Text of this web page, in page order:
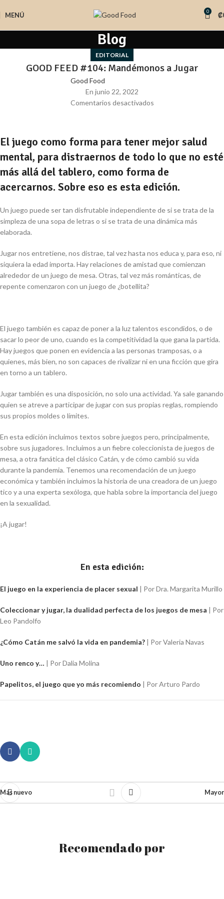
MENÚ 0 ₡
Blog
EDITORIAL
GOOD FEED #104: Mandémonos a Jugar
Good Food
En junio 22, 2022
Comentarios desactivados
El juego como forma para tener mejor salud
mental, para distraernos de todo lo que no esté
más allá del tablero, como forma de
acercarnos. Sobre eso es esta edición.
Un juego puede ser tan disfrutable independiente de si se trata de la
simpleza de una sopa de letras o si se trata de una dinámica más
elaborada.
Jugar nos entretiene, nos distrae, tal vez hasta nos educa y, para eso, ni
siquiera la edad importa. Hay relaciones de amistad que comienzan
alrededor de un juego de mesa. Otras, tal vez más románticas, de
repente comenzaron con un juego de ¿botellita?
El juego también es capaz de poner a la luz talentos escondidos, o de
sacar lo peor de uno, cuando es la competitividad la que gana la partida.
Hay juegos que ponen en evidencia a las personas tramposas, o a
quienes, más bien, no son capaces de rivalizar ni en una ficción que gira
en torno a un tablero.
Jugar también es una disposición, no solo una actividad. Ya sale ganando
quien se atreve a participar de jugar con sus propias reglas, rompiendo
sus propios moldes o límites.
En esta edición incluimos textos sobre juegos pero, principalmente,
sobre sus jugadores. Incluimos a un fiebre coleccionista de juegos de
mesa, a otra fanática del clásico Catán, y de cómo cambió su vida
durante la pandemia. Tenemos una recomendación de un juego
económica y también incluimos la historia de una creadora de un juego
tico y a una experta sexóloga, que habla sobre la importancia del juego
en la sexualidad.
¡A jugar!
En esta edición:
El juego en la experiencia de placer sexual | Por Dra. Margarita Murillo
Coleccionar y jugar, la dualidad perfecta de los juegos de mesa | Por
Leo Pandolfo
¿Cómo Catán me salvó la vida en pandemia? | Por Valeria Navas
Uno renco y… | Por Dalia Molina
Papelitos, el juego que yo más recomiendo | Por Arturo Pardo
Más nuevo Mayor
Recomendado por